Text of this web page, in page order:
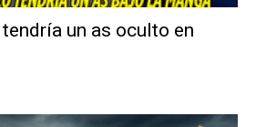
un as oculto en